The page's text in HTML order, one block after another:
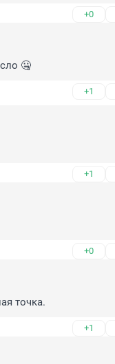
+0
🤐
+1
+1
+0
точка.
+1